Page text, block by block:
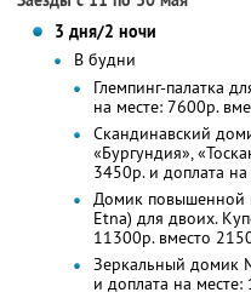
3 дня/2 ночи
В будни
Глемпинг-палатка
на месте: 7600р.
Скандинавский
«Бургундия»,
3450р. и доплата
Домик повышенной
Etna) для двоих.
11300р. вместо
Зеркальный домик
и доплата на